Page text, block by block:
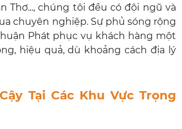
Thơ..., chúng tôi đều có đội ngũ và
chuyên nghiệp. Sự phủ sóng rộng
Phát phục vụ khách hàng một
hiệu quả, dù khoảng cách địa lý
Tại Các Khu Vực Trọng